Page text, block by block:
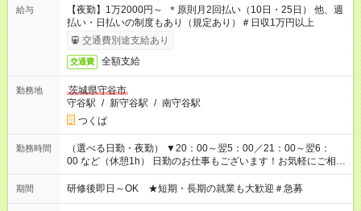
給与
【夜勤】1万2000円～ ＊原則月2回払い（10日・25日） 他、週
払い・日払いの制度もあり（規定あり）＃日収1万円以上
交通費別途支給あり
交通費 全額支給
勤務地
茨城県守谷市
守谷駅 / 新守谷駅 / 南守谷駅
つくば
勤務時間
（選べる日勤・夜勤） ▼20：00～翌5：00／21：00～翌6：
00 など（休憩1h） 日勤のお仕事もございます！お気軽にご相談
ください！
期間 研修後即日～OK ★短期・長期の就業も大歓迎＃急募